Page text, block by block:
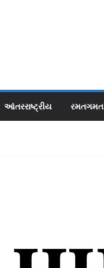
આંતરરાષ્ટ્રીય રમતગમત